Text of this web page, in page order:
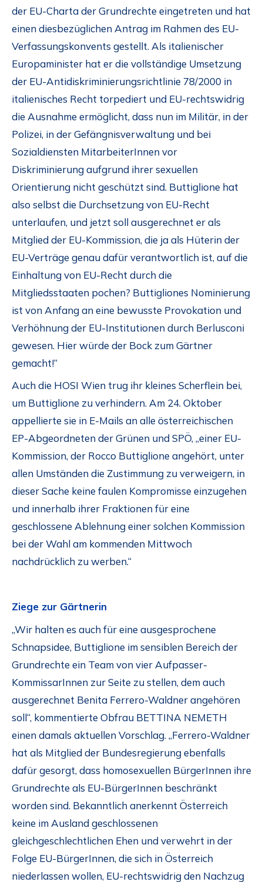
der EU-Charta der Grundrechte eingetreten und hat
einen diesbezüglichen Antrag im Rahmen des EU-
Verfassungskonvents gestellt. Als italienischer
Europaminister hat er die vollständige Umsetzung
der EU-Antidiskriminierungsrichtlinie 78/2000 in
italienisches Recht torpediert und EU-rechtswidrig
die Ausnahme ermöglicht, dass nun im Militär, in der
Polizei, in der Gefängnisverwaltung und bei
Sozialdiensten MitarbeiterInnen vor
Diskriminierung aufgrund ihrer sexuellen
Orientierung nicht geschützt sind. Buttiglione hat
also selbst die Durchsetzung von EU-Recht
unterlaufen, und jetzt soll ausgerechnet er als
Mitglied der EU-Kommission, die ja als Hüterin der
EU-Verträge genau dafür verantwortlich ist, auf die
Einhaltung von EU-Recht durch die
Mitgliedsstaaten pochen? Buttigliones Nominierung
ist von Anfang an eine bewusste Provokation und
Verhöhnung der EU-Institutionen durch Berlusconi
gewesen. Hier würde der Bock zum Gärtner
gemacht!“
Auch die HOSI Wien trug ihr kleines Scherflein bei,
um Buttiglione zu verhindern. Am 24. Oktober
appellierte sie in E-Mails an alle österreichischen
EP-Abgeordneten der Grünen und SPÖ, „einer EU-
Kommission, der Rocco Buttiglione angehört, unter
allen Umständen die Zustimmung zu verweigern, in
dieser Sache keine faulen Kompromisse einzugehen
und innerhalb ihrer Fraktionen für eine
geschlossene Ablehnung einer solchen Kommission
bei der Wahl am kommenden Mittwoch
nachdrücklich zu werben.“
Ziege zur Gärtnerin
„Wir halten es auch für eine ausgesprochene
Schnapsidee, Buttiglione im sensiblen Bereich der
Grundrechte ein Team von vier Aufpasser-
KommissarInnen zur Seite zu stellen, dem auch
ausgerechnet Benita Ferrero-Waldner angehören
soll“, kommentierte Obfrau BETTINA NEMETH
einen damals aktuellen Vorschlag. „Ferrero-Waldner
hat als Mitglied der Bundesregierung ebenfalls
dafür gesorgt, dass homosexuellen BürgerInnen ihre
Grundrechte als EU-BürgerInnen beschränkt
worden sind. Bekanntlich anerkennt Österreich
keine im Ausland geschlossenen
gleichgeschlechtlichen Ehen und verwehrt in der
Folge EU-BürgerInnen, die sich in Österreich
niederlassen wollen, EU-rechtswidrig den Nachzug